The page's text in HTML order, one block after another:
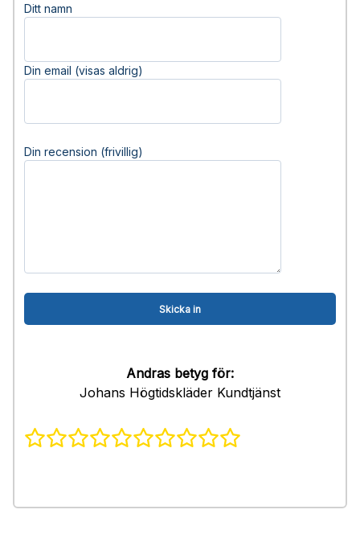
Ditt namn
Din email (visas aldrig)
Din recension (frivillig)
Andras betyg för:
Johans Högtidskläder Kundtjänst